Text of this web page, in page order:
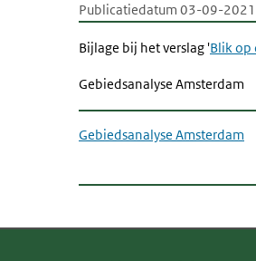
Publicatiedatum 03-09-
Bijlage bij het verslag 'Blik op
Gebiedsanalyse Amsterdam
Gebiedsanalyse Amsterdam